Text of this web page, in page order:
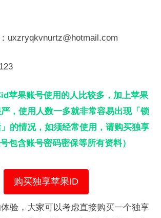
uxzryqkvnurtz@hotmail.com
苹果账号使用的人比较多，加上苹果
，使用人数一多就非常容易出现「锁
的情况，如须经常使用，请购买独享
包含账号密码密保等所有资料）
购买独享苹果ID
验，大家可以考虑直接购买一个独享